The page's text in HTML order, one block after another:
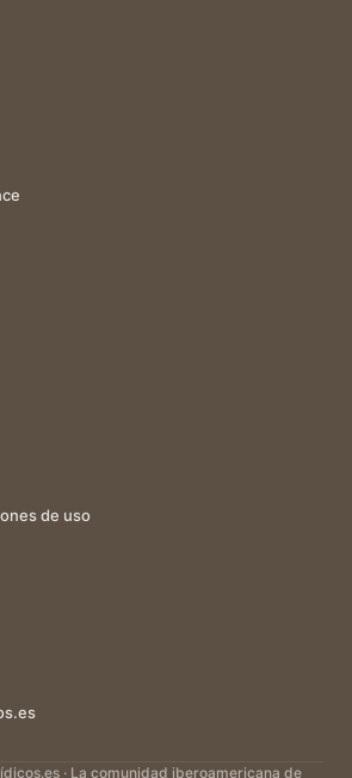
de uso
· La comunidad iberoamericana de